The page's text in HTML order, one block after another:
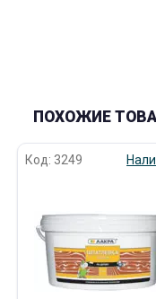
ПОХОЖИЕ
Код: 3249